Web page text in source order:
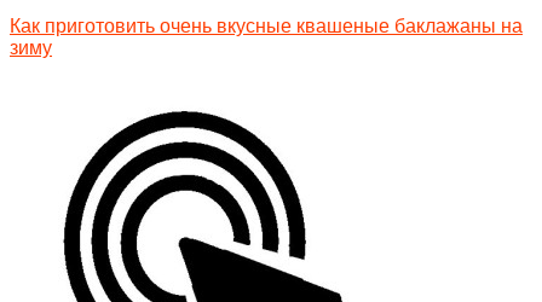
Как приготовить очень вкусные квашеные баклажаны на
зиму